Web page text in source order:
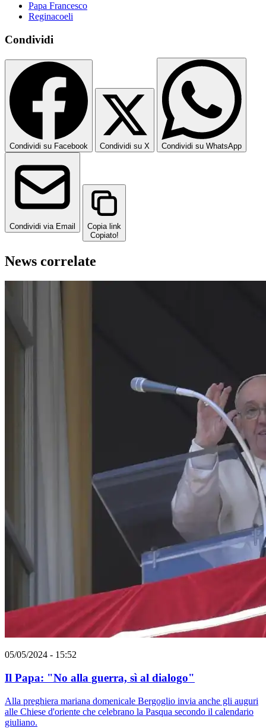
Papa Francesco
Reginacoeli
Condividi
Condividi su Facebook Condividi su X Condividi su WhatsApp
Condividi via Email
Copia link
Copiato!
News correlate
05/05/2024 - 15:52
Il Papa: "No alla guerra, sì al dialogo"
Alla preghiera mariana domenicale Bergoglio invia anche gli auguri
alle Chiese d'oriente che celebrano la Pasqua secondo il calendario
giuliano.